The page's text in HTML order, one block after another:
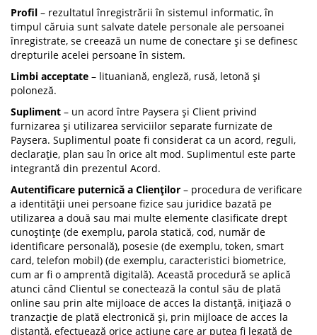
Profil – rezultatul înregistrării în sistemul informatic, în
timpul căruia sunt salvate datele personale ale persoanei
înregistrate, se creează un nume de conectare și se definesc
drepturile acelei persoane în sistem.
Limbi acceptate – lituaniană, engleză, rusă, letonă și
poloneză.
Supliment – un acord între Paysera și Client privind
furnizarea și utilizarea serviciilor separate furnizate de
Paysera. Suplimentul poate fi considerat ca un acord, reguli,
declarație, plan sau în orice alt mod. Suplimentul este parte
integrantă din prezentul Acord.
Autentificare puternică a Clienților – procedura de verificare
a identității unei persoane fizice sau juridice bazată pe
utilizarea a două sau mai multe elemente clasificate drept
cunoștințe (de exemplu, parola statică, cod, număr de
identificare personală), posesie (de exemplu, token, smart
card, telefon mobil) (de exemplu, caracteristici biometrice,
cum ar fi o amprentă digitală). Această procedură se aplică
atunci când Clientul se conectează la contul său de plată
online sau prin alte mijloace de acces la distanță, inițiază o
tranzacție de plată electronică și, prin mijloace de acces la
distanță, efectuează orice acțiune care ar putea fi legată de